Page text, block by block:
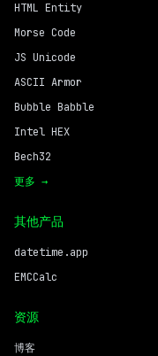
HTML Entity
Morse Code
JS Unicode
ASCII Armor
Bubble Babble
Intel HEX
Bech32
更多 →
其他产品
datetime.app
EMCCalc
资源
博客